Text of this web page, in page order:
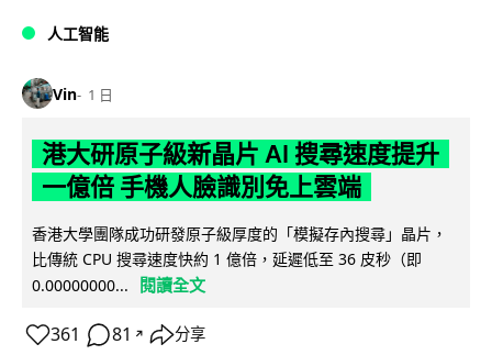
人工智能
Vin 1 日
港大研原子級新晶片 AI 搜尋速度提升
一億倍 手機人臉識別免上雲端
香港大學團隊成功研發原子級厚度的「模擬存內搜尋」晶片，
比傳統 CPU 搜尋速度快約 1 億倍，延遲低至 36 皮秒（即
0.00000000...
閱讀全文
361 81 ↗ 分享